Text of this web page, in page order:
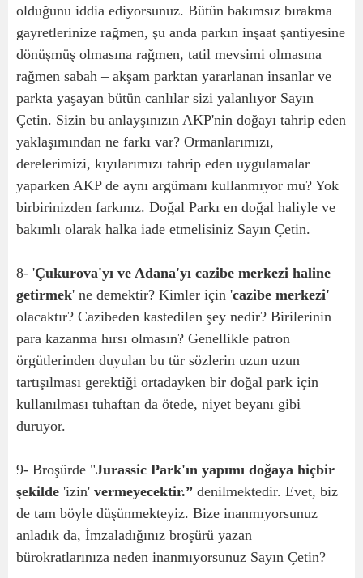
olduğunu iddia ediyorsunuz. Bütün bakımsız bırakma
gayretlerinize rağmen, şu anda parkın inşaat şantiyesine
dönüşmüş olmasına rağmen, tatil mevsimi olmasına
rağmen sabah – akşam parktan yararlanan insanlar ve
parkta yaşayan bütün canlılar sizi yalanlıyor Sayın
Çetin. Sizin bu anlayşınızın AKP'nin doğayı tahrip eden
yaklaşımından ne farkı var? Ormanlarımızı,
derelerimizi, kıyılarımızı tahrip eden uygulamalar
yaparken AKP de aynı argümanı kullanmıyor mu? Yok
birbirinizden farkınız. Doğal Parkı en doğal haliyle ve
bakımlı olarak halka iade etmelisiniz Sayın Çetin.
8- 'Çukurova'yı ve Adana'yı cazibe merkezi haline
getirmek' ne demektir? Kimler için 'cazibe merkezi'
olacaktır? Cazibeden kastedilen şey nedir? Birilerinin
para kazanma hırsı olmasın? Genellikle patron
örgütlerinden duyulan bu tür sözlerin uzun uzun
tartışılması gerektiği ortadayken bir doğal park için
kullanılması tuhaftan da ötede, niyet beyanı gibi
duruyor.
9- Broşürde "Jurassic Park'ın yapımı doğaya hiçbir
şekilde 'izin' vermeyecektir.” denilmektedir. Evet, biz
de tam böyle düşünmekteyiz. Bize inanmıyorsunuz
anladık da, İmzaladığınız broşürü yazan
bürokratlarınıza neden inanmıyorsunuz Sayın Çetin?